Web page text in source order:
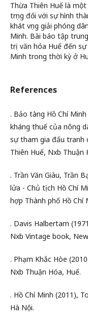
Thừa Thiên Huế là
trọng đối với sự hình
khát vọng giải phóng
Minh. Bài báo tập
trị văn hóa Huế đến
Minh trong thời kỳ ở
References
. Bảo tàng Hồ Chí
kháng thuế của nông
sự tham gia đấu tranh
Thiên Huế, Nxb Thuận
. Trần Văn Giàu, Trần
lửa - Chủ tịch Hồ Chí
hợp Thành phố Hồ Chí
. Davis Halbertam
Nxb Vintage book,
. Phạm Khắc Hòe
Nxb Thuận Hóa, Huế.
. Hồ Chí Minh (2011),
Hà Nội.